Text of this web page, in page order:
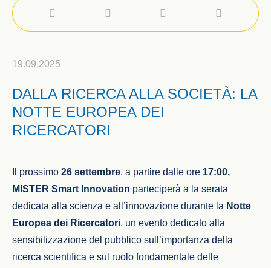
19.09.2025
DALLA RICERCA ALLA SOCIETÀ: LA
NOTTE EUROPEA DEI
RICERCATORI
Il prossimo 26 settembre, a partire dalle ore 17:00,
MISTER Smart Innovation parteciperà a la serata
dedicata alla scienza e all’innovazione durante la Notte
Europea dei Ricercatori, un evento dedicato alla
sensibilizzazione del pubblico sull’importanza della
ricerca scientifica e sul ruolo fondamentale delle